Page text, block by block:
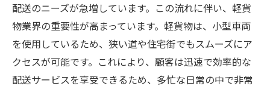
配送のニーズが急増しています。この流れに伴い、軽貨
物業界の重要性が高まっています。軽貨物は、小型車両
を使用しているため、狭い道や住宅街でもスムーズにア
クセスが可能です。これにより、顧客は迅速で効率的な
配送サービスを享受できるため、多忙な日常の中で非常